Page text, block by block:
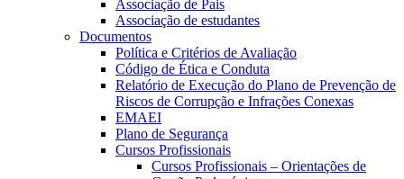
Associação de Pais
Associação de estudantes
Documentos
Política e Critérios de Avaliação
Código de Ética e Conduta
Relatório de Execução do Plano de Prevenção de
Riscos de Corrupção e Infrações Conexas
EMAEI
Plano de Segurança
Cursos Profissionais
Cursos Profissionais – Orientações de